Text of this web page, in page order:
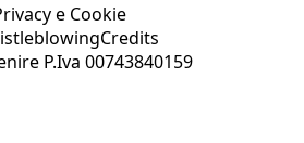
e Cookie
Credits
P.Iva 00743840159